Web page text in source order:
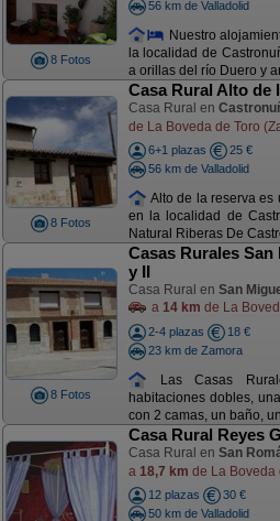
8 Fotos
56 km de Valladolid
Nuestro
la localidad de
a orillas del río Duero y
8 Fotos
Casa Rural Alto de
Casa Rural en
de La Boveda de Toro
6+1 plazas
25 €
56 km de Valladolid
Alto de la reserva es
en la localidad de
Natural Riberas De
8 Fotos
Casas Rurales San
y II
Casa Rural en San
a 14 km de La
2-4 plazas
18 €
23 km de Zamora
Las Casas
habitaciones dobles,
con 2 camas, un baño,
Casa Rural Reyes
Casa Rural en San
a 18,7 km de La Boveda
12 plazas
30 €
50 km de Valladolid